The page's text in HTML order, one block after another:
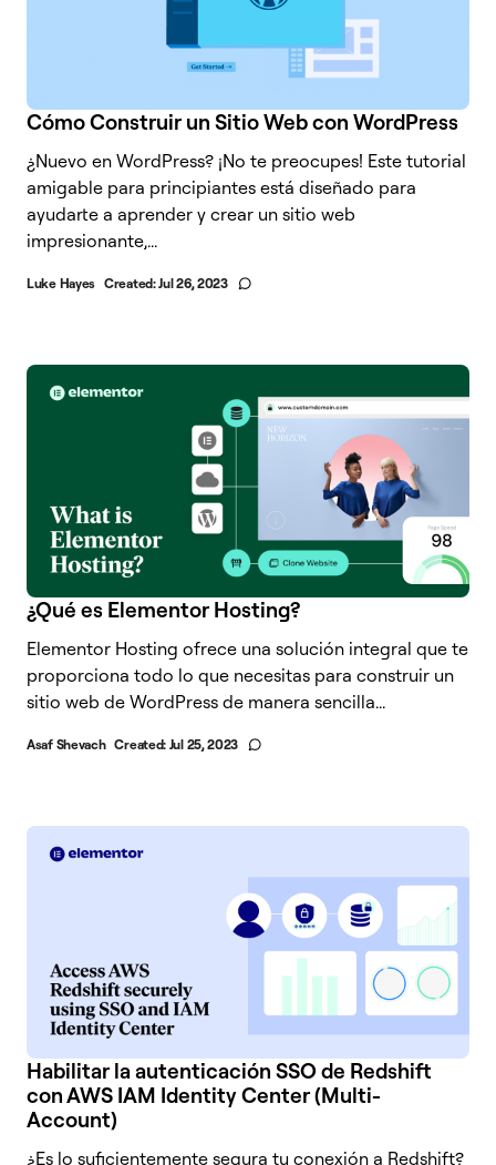
Cómo Construir un Sitio Web con WordPress
¿Nuevo en WordPress? ¡No te preocupes! Este tutorial
amigable para principiantes está diseñado para
ayudarte a aprender y crear un sitio web
impresionante,...
Luke Hayes Created:Jul 26, 2023
¿Qué es Elementor Hosting?
Elementor Hosting ofrece una solución integral que te
proporciona todo lo que necesitas para construir un
sitio web de WordPress de manera sencilla...
Asaf Shevach Created: Jul 25, 2023
Habilitar la autenticación SSO de Redshift
con AWS IAM Identity Center (Multi-
Account)
¿Es lo suficientemente segura tu conexión a Redshift?